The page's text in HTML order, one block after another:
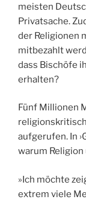
meisten
Privatsache.
der Religionen
mitbezahlt
dass Bischöfe
erhalten?
Fünf Millionen
aufgerufen. In
warum
»Ich möchte
extrem viele